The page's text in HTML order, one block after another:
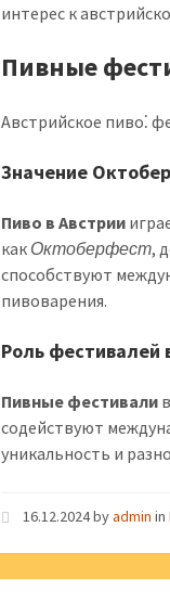
интерес к
Пивные
Австрийское пиво⁚
Значение
Пиво в Австрии
как Октоберфест,
способствуют
пивоварения.
Роль фестивалей
Пивные фестивали
содействуют
уникальность и
16.12.2024byadmin in